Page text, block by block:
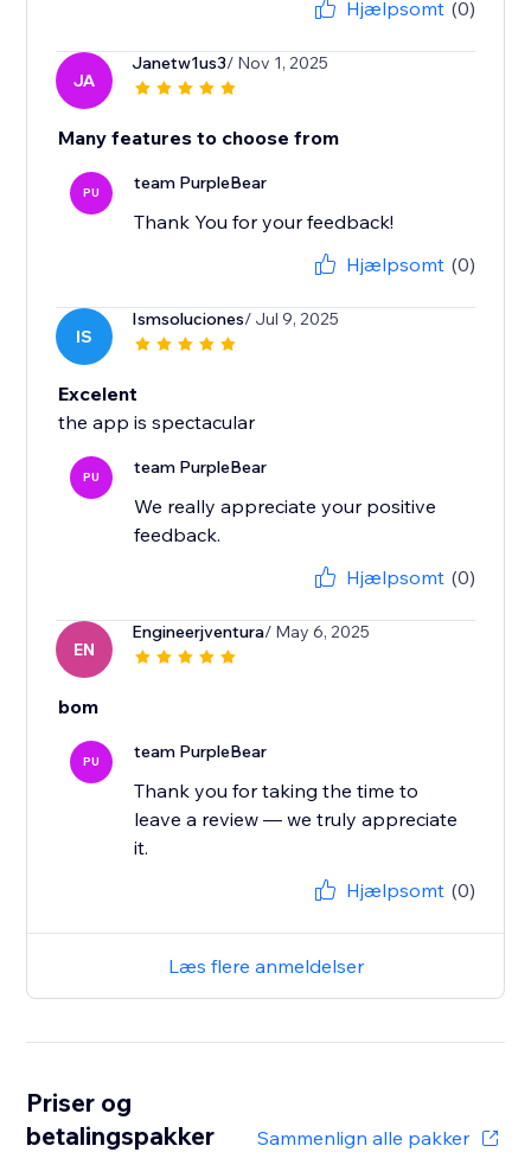
Hjælpsomt (0)
JA
Janetw1us3/ Nov 1, 2025
Many features to choose from
PU team PurpleBear
Thank You for your feedback!
Hjælpsomt (0)
IS
Ismsoluciones/ Jul 9, 2025
Excelent
the app is spectacular
PU team PurpleBear
We really appreciate your positive
feedback.
Hjælpsomt (0)
EN
Engineerjventura/ May 6, 2025
bom
PU team PurpleBear
Thank you for taking the time to
leave a review — we truly appreciate
it.
Hjælpsomt (0)
Læs flere anmeldelser
Priser og
betalingspakker
Sammenlign alle pakker